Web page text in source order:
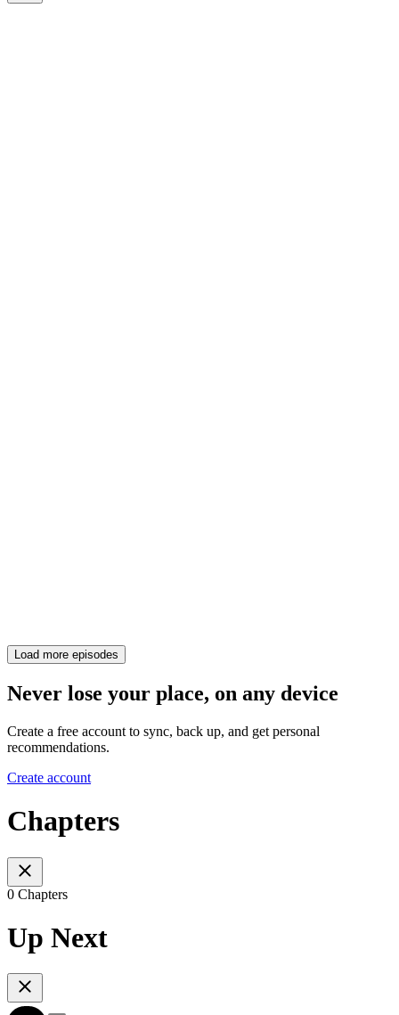
Load more episodes
Never lose your place, on any device
Create a free account to sync, back up, and get personal
recommendations.
Create account
Chapters
0 Chapters
Up Next